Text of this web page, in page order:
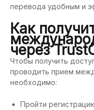
перевода удобным и
Как
через
Чтобы получить
проводить прием
необходимо:
Пройти